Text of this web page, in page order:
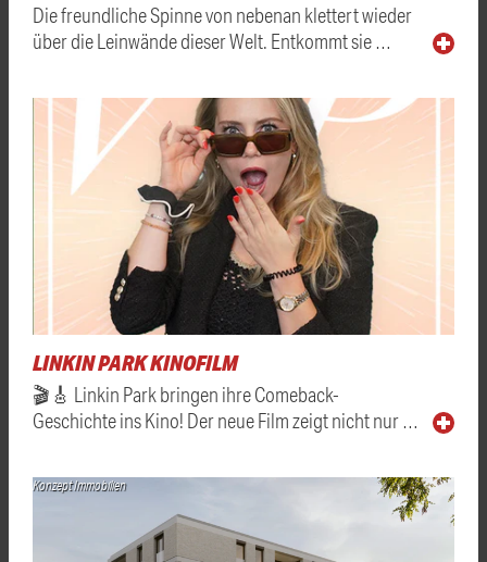
Die freundliche Spinne von nebenan klettert wieder
über die Leinwände dieser Welt. Entkommt sie …
LINKIN PARK KINOFILM
🎬🎸 Linkin Park bringen ihre Comeback-
Geschichte ins Kino! Der neue Film zeigt nicht nur …
Konzept Immobilien